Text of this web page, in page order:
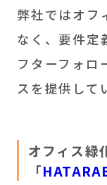
弊社ではオフ
なく、要件定
フターフォロ
スを提供して
オフィス緑
「